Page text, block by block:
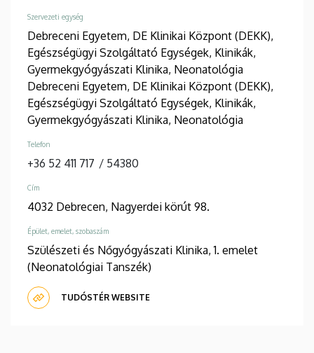
Szervezeti egység
Debreceni Egyetem, DE Klinikai Központ (DEKK),
Egészségügyi Szolgáltató Egységek, Klinikák,
Gyermekgyógyászati Klinika, Neonatológia
Debreceni Egyetem, DE Klinikai Központ (DEKK),
Egészségügyi Szolgáltató Egységek, Klinikák,
Gyermekgyógyászati Klinika, Neonatológia
Telefon
+36 52 411 717 / 54380
Cím
4032 Debrecen, Nagyerdei körút 98.
Épület, emelet, szobaszám
Szülészeti és Nőgyógyászati Klinika, 1. emelet
(Neonatológiai Tanszék)
TUDÓSTÉR WEBSITE